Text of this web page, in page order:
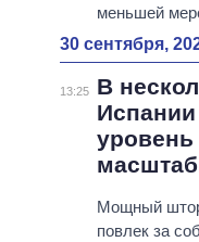
меньшей
30 сентября,
13:25
В
уровень
Мощный
повлек за